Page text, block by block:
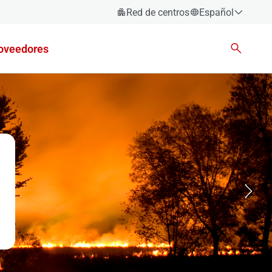
Red de centros
Español
Euskara
Valencià
English